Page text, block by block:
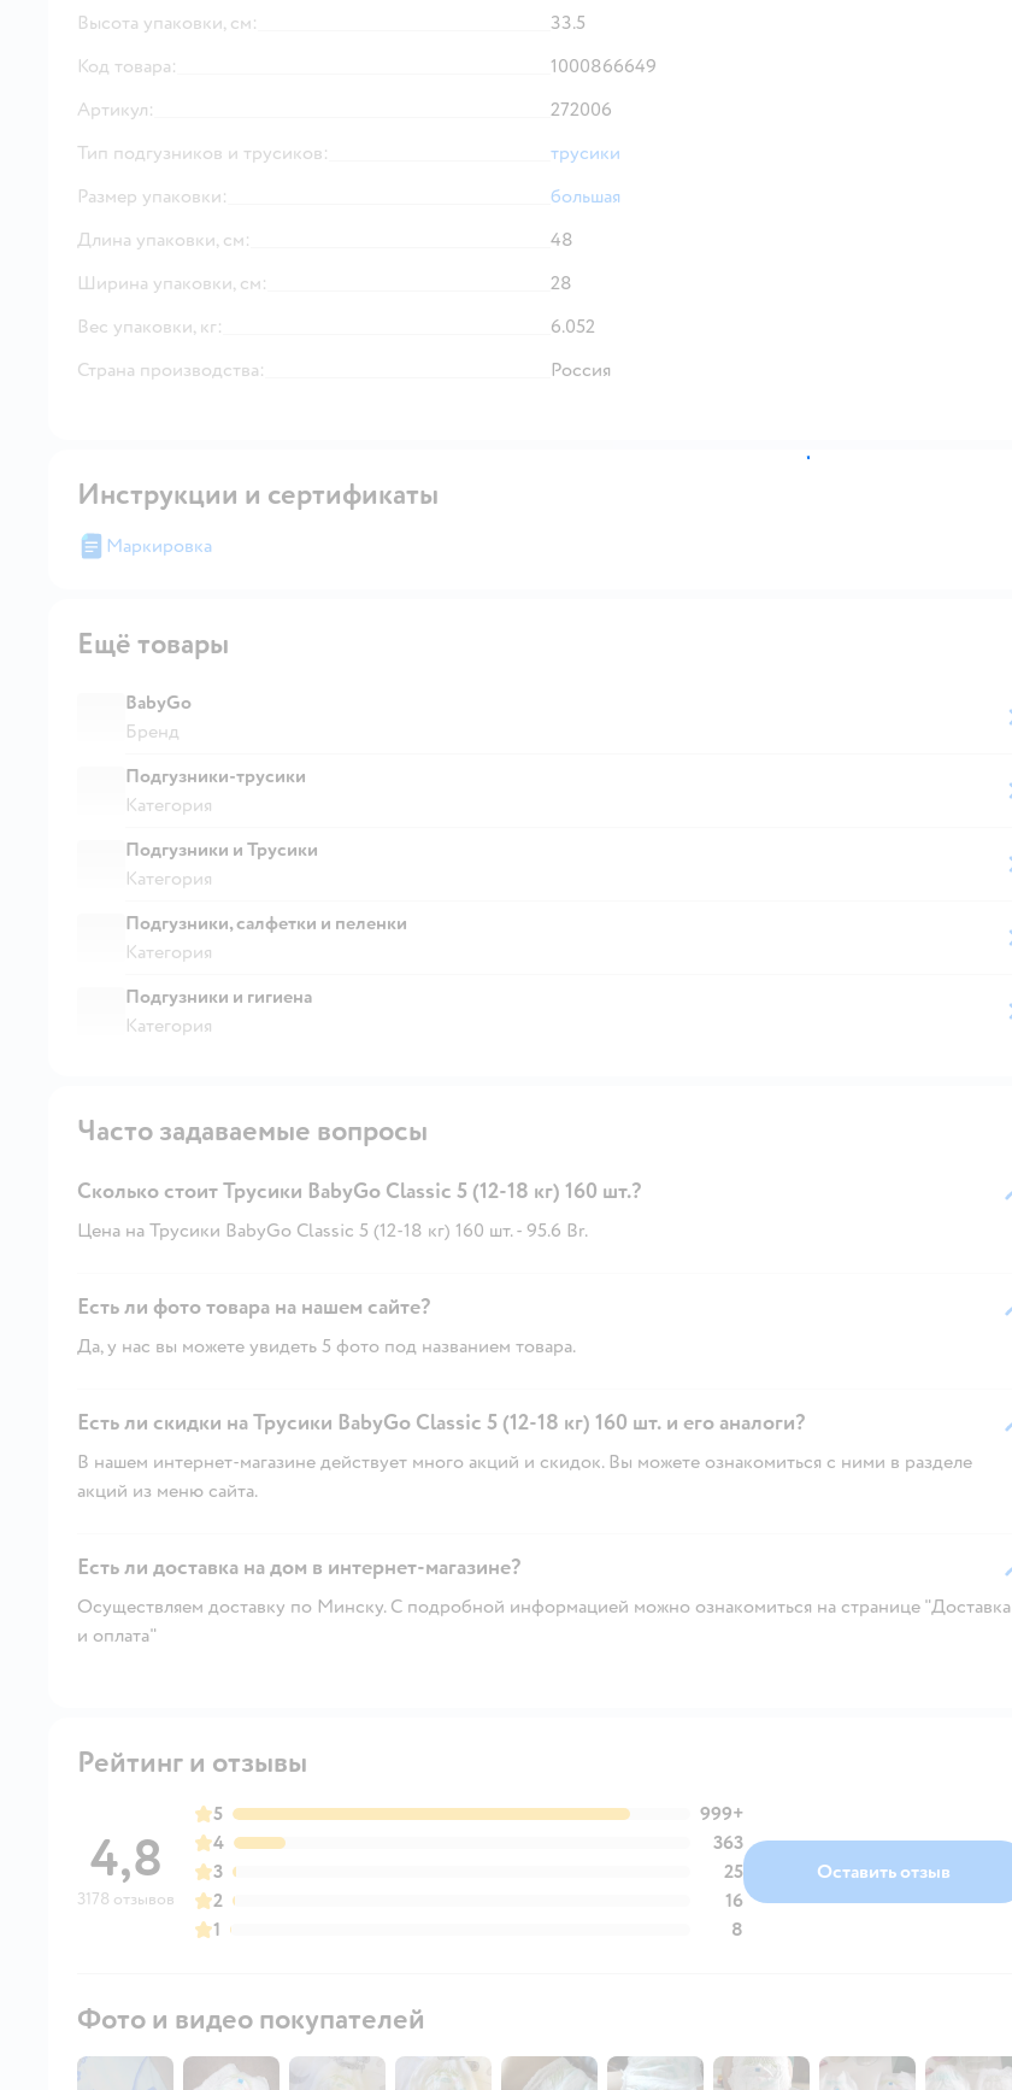
Высота упаковки, см:
33.5
Код товара:
1000866649
Артикул:
272006
Тип подгузников и трусиков:
трусики
Размер упаковки:
большая
Длина упаковки, см:
48
Ширина упаковки, см:
28
Вес упаковки, кг:
6.052
Страна производства:
Россия
Инструкции и сертификаты
Маркировка
Ещё товары
BabyGo
Бренд
Подгузники-трусики
Категория
Подгузники и Трусики
Категория
Подгузники, салфетки и пеленки
Категория
Подгузники и гигиена
Категория
Часто задаваемые вопросы
Сколько стоит Трусики BabyGo Classic 5 (12-18 кг) 160 шт.?
Цена на Трусики BabyGo Classic 5 (12-18 кг) 160 шт. - 95.6 Br.
Есть ли фото товара на нашем сайте?
Да, у нас вы можете увидеть 5 фото под названием товара.
Есть ли скидки на Трусики BabyGo Classic 5 (12-18 кг) 160 шт. и его аналоги?
В нашем интернет-магазине действует много акций и скидок. Вы можете ознакомиться с ними в разделе
акций из меню сайта.
Есть ли доставка на дом в интернет-магазине?
Осуществляем доставку по Минску. С подробной информацией можно ознакомиться на странице "Доставка
и оплата"
Рейтинг и отзывы
4,8
3178 отзывов
5
999+
4
363
3
25
2
16
1
8
Оставить отзыв
Фото и видео покупателей